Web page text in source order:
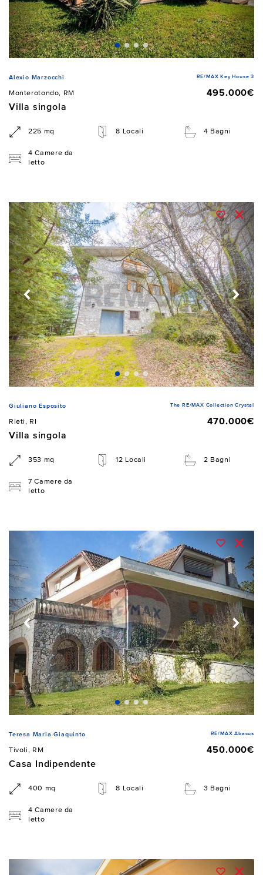
Alexio Marzocchi RE/MAX Key House 3
Monterotondo, RM
495.000€
Villa singola
225 mq 8 Locali 4 Bagni
4 Camere da
letto
Giuliano Esposito The RE/MAX Collection Crystal
Rieti, RI
470.000€
Villa singola
353 mq 12 Locali 2 Bagni
7 Camere da
letto
Teresa Maria Giaquinto RE/MAX Abacus
Tivoli, RM
450.000€
Casa Indipendente
400 mq 8 Locali 3 Bagni
4 Camere da
letto